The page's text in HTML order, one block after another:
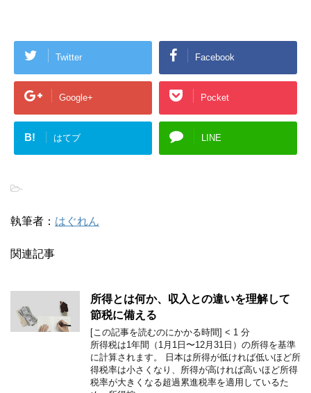
Twitter Facebook
Google+ Pocket
B! はてブ LINE
-
執筆者： はぐれん
関連記事
所得とは何か、収入との違いを理解して
節税に備える
[この記事を読むのにかかる時間] < 1 分
所得税は1年間（1月1日〜12月31日）の所得を基準
に計算されます。 日本は所得が低ければ低いほど所
得税率は小さくなり、所得が高ければ高いほど所得
税率が大きくなる超過累進税率を適用しているた